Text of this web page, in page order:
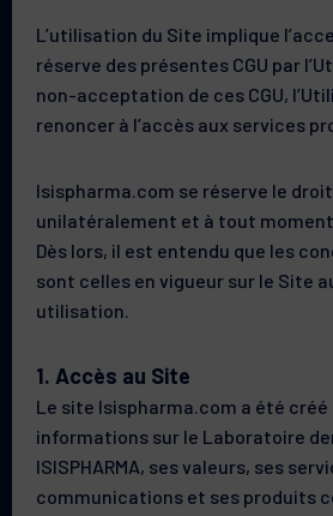
L’utilisation du Site implique
réserve des présentes CGU par
non-acceptation de ces CGU,
renoncer à l’accès aux services
Isispharma.com se réserve le
unilatéralement et à tout moment
Dès lors, il est entendu que les
sont celles en vigueur sur le Site
utilisation.
1. Accès au Site
Le site Isispharma.com a été
informations sur le Laboratoire
ISISPHARMA, ses valeurs, ses
communications et ses produits